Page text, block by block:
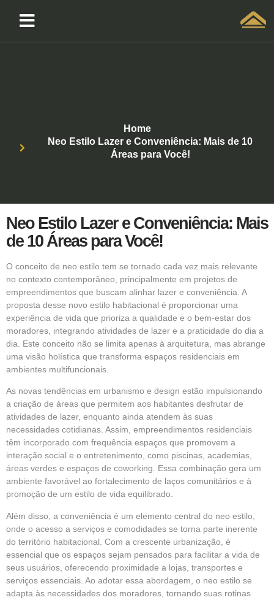
Home
Neo Estilo Lazer e Conveniência: Mais de 10
Áreas para Você!
Neo Estilo Lazer e Conveniência: Mais
de 10 Áreas para Você!
O conceito de neo estilo tem se tornado cada vez mais relevante
no contexto contemporâneo, principalmente em projetos de
empreendimentos que buscam alinhar lazer e conveniência. A
proposta desse novo estilo habitacional é proporcionar uma
experiência de vida que prioriza a qualidade e o bem-estar dos
moradores, integrando atividades de lazer e a praticidade do dia a
dia. Este conceito não se limita apenas à arquitetura,
mas abrange
uma visão holística que transforma espaços residenciais em
ambientes multifuncionais.
As novas tendências em urbanismo e design estão impulsionando
a criação de áreas que permitem aos habitantes desfrutar de
atividades de lazer, enquanto ainda atendem às suas
necessidades cotidianas. Assim, empreendimentos residenciais
têm incorporado com frequência espaços que promovem a
interação social e o entretenimento, como piscinas, academias,
áreas verdes e espaços de coworking. Essa combinação gera um
ambiente favorável ao fortalecimento de laços comunitários e à
promoção de um estilo de vida equilibrado.
Além disso, a conveniência é um elemento central do neo estilo,
onde o acesso a serviços e comodidades se torna parte inerente
do território habitacional. Com a crescente urbanização, é
essencial que os espaços sejam pensados para facilitar a vida de
seus usuários, oferecendo proximidade a lojas, transportes e
serviços essenciais. Ao adotar essa abordagem, o neo estilo se
adapta às necessidades dos moradores, tornando suas rotinas